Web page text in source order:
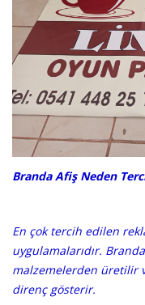
Branda Afiş Neden
En çok tercih edilen
uygulamalarıdır.
malzemelerden üretilir
direnç gösterir.